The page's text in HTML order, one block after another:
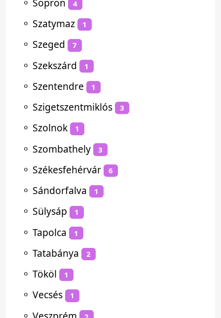
4
⚬ Szatymaz 1
⚬ Szeged 7
⚬ Szekszárd 1
⚬ Szentendre 1
⚬ Szigetszentmiklós 3
⚬ Szolnok 1
⚬ Szombathely 3
⚬ Székesfehérvár 6
⚬ Sándorfalva 1
⚬ Sülysáp 1
⚬ Tapolca 1
⚬ Tatabánya 2
⚬ Tököl 1
⚬ Vecsés 1